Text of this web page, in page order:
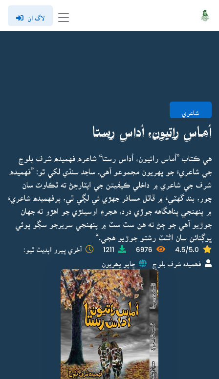
لاگ ان
شاعري
اُماس راتيون، اُداس رستا
هي ڪتاب ”اُماس راتيون، اُداس رستا“ شاعره فهميده شرف بلوچ
جي شاعريءَ جو پهريون مجموعو آهي. ساجد سنڌي لکي ٿو: ”فهميده
شرف جي شاعري ۾ داخلي ڪيفيتن جي اپٽارڄڻ ته ٿڪاوٽ سان
چور، بند گهٽيءَ ۾ ڦاٿل مسافر جهڙي ئي لڳي ٿي، پرفهميده شاعريءَ
۾ پنهنجي پناهگاهه جوڙي درد، هجر۽ اوسيئڙي جو اهڙو ته جهان
جوڙيو آهي جو ڄڻ ته هن سٽ سٽ ۾ پنهنجي سريرجو سڳو پوئي
ڀوڳنائن سان اڻٽٽ رشتو جوڙيو هجي.“
4.5/5.0
6976
1211 آخري ڀيرو اپڊيٽ ٿيو:
فھميدہ شرف بلوچ ڇاپو پھريون